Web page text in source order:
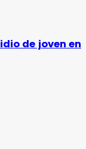
de joven en